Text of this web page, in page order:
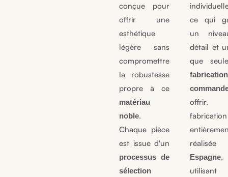
conçue pour
offrir une
esthétique
légère sans
compromettre
la robustesse
propre à ce
matériau
noble.
Chaque pièce
est issue d'un
processus de
sélection
ce qui
un
détail et
que
offrir.
Espagne,